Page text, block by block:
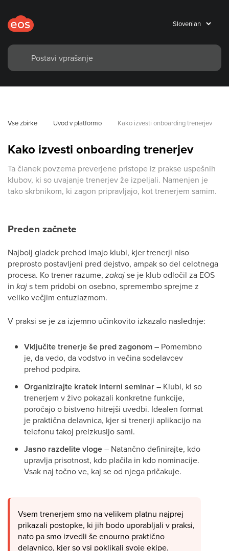
Vse zbirke Uvod v platformo Kako izvesti onboarding trenerjev
Kako izvesti onboarding trenerjev
Ta članek povzema preverjene pristope iz prakse uspešnih
klubov, ki so uvajanje trenerjev že izpeljali. Namenjen je
tako skrbnikom, ki zagon pripravljajo, kot trenerjem samim.
Preden začnete
Najbolj gladek prehod imajo klubi, kjer trenerji niso
preprosto postavljeni pred dejstvo, ampak so del celotnega
procesa. Ko trener razume, zakajse je klub odločil za EOS
in kajs tem pridobi on osebno, spremembo sprejme z
veliko večjim entuziazmom.
V praksi se je za izjemno učinkovito izkazalo naslednje:
Vključite trenerje še pred zagonom– Pomembno
je, da vedo, da vodstvo in večina sodelavcev
prehod podpira.
Organizirajte kratek interni seminar– Klubi, ki so
trenerjem v živo pokazali konkretne funkcije,
poročajo o bistveno hitrejši uvedbi. Idealen format
je praktična delavnica, kjer si trenerji aplikacijo na
telefonu takoj preizkusijo sami.
Jasno razdelite vloge– Natančno definirajte, kdo
upravlja prisotnost, kdo plačila in kdo nominacije.
Vsak naj točno ve, kaj se od njega pričakuje.
Vsem trenerjem smo na velikem platnu najprej
prikazali postopke, ki jih bodo uporabljali v praksi,
nato pa smo izvedli še enourno praktično
delavnico, kjer so vsi poklikali svoje ekipe.